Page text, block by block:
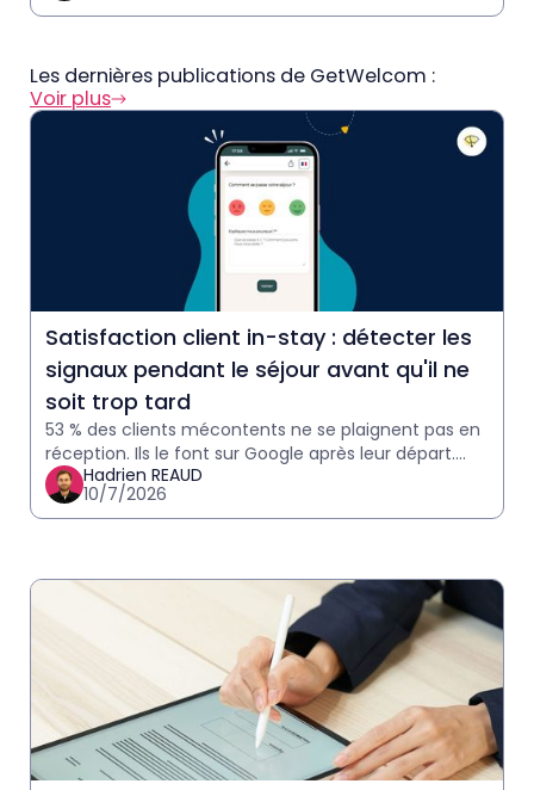
Les dernières publications de GetWelcom :
Voir plus
Satisfaction client in-stay : détecter les
signaux pendant le séjour avant qu'il ne
soit trop tard
53 % des clients mécontents ne se plaignent pas en
réception. Ils le font sur Google après leur départ.
Comment détecter les signaux in-stay et agir avant
qu'il
Hadrien REAUD
10/7/2026